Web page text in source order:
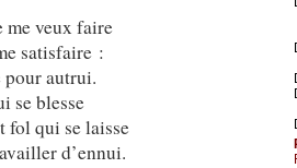
me veux faire
satisfaire :
pour autrui.
se blesse
fol qui se laisse
d’ennui.